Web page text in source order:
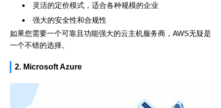
灵活的定价模式，适合各种规模的企业
强大的安全性和合规性
如果您需要一个可靠且功能强大的云主机服务商，AWS无疑是
一个不错的选择。
2. Microsoft Azure